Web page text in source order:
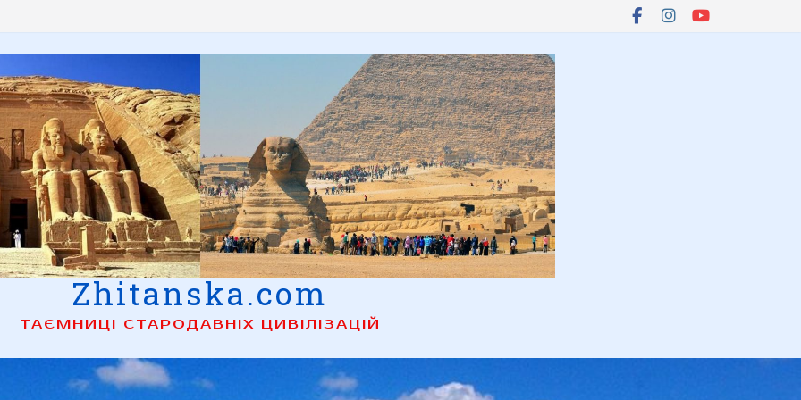
Zhitanska.com
ТАЄМНИЦІ СТАРОДАВНІХ ЦИВІЛІЗАЦІЙ